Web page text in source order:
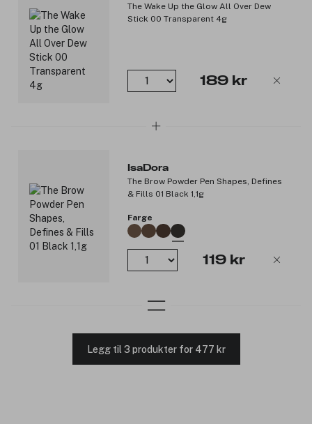
The Wake Up the Glow All Over Dew
Stick 00 Transparent 4g
189 kr
IsaDora
The Brow Powder Pen Shapes, Defines
& Fills 01 Black 1,1g
Farge
119 kr
Legg til 3 produkter for 477 kr